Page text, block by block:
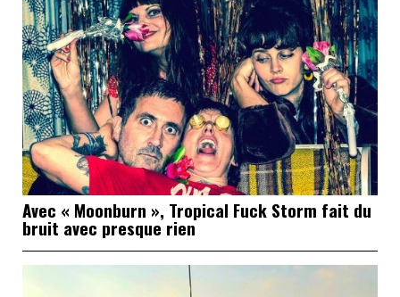
Avec « Moonburn », Tropical Fuck Storm fait du
bruit avec presque rien